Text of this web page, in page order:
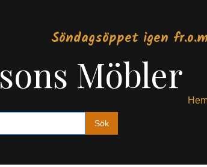
Söndagsöppet igen
Möbler